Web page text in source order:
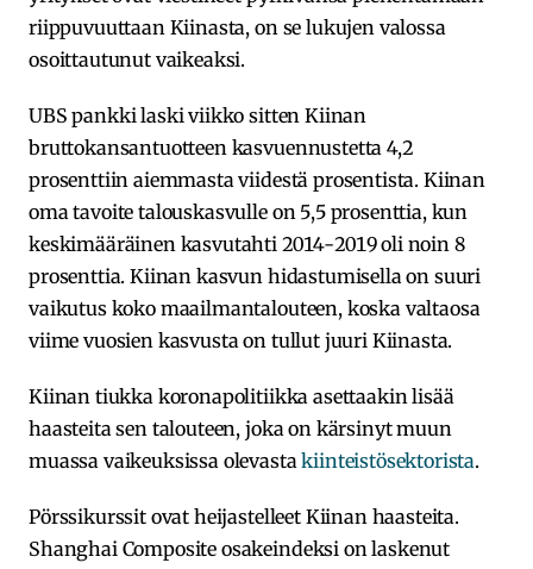
riippuvuuttaan Kiinasta, on se lukujen valossa
osoittautunut vaikeaksi.
UBS pankki laski viikko sitten Kiinan
bruttokansantuotteen kasvuennustetta 4,2
prosenttiin aiemmasta viidestä prosentista. Kiinan
oma tavoite talouskasvulle on 5,5 prosenttia, kun
keskimääräinen kasvutahti 2014-2019 oli noin 8
prosenttia. Kiinan kasvun hidastumisella on suuri
vaikutus koko maailmantalouteen, koska valtaosa
viime vuosien kasvusta on tullut juuri Kiinasta.
Kiinan tiukka koronapolitiikka asettaakin lisää
haasteita sen talouteen, joka on kärsinyt muun
muassa vaikeuksissa olevastakiinteistösektorista.
Pörssikurssit ovat heijastelleet Kiinan haasteita.
Shanghai Composite osakeindeksi on laskenut